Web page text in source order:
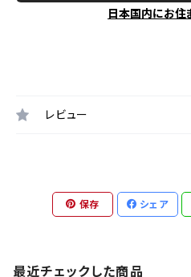
日本国内にお住
レビュー
保存 シェア
最近チェックした商品